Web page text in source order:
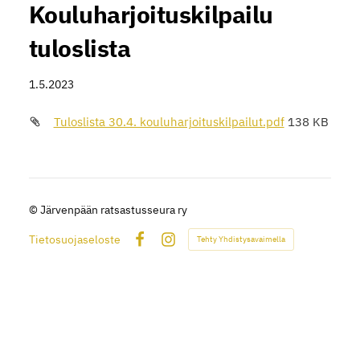
Kouluharjoituskilpailu
tuloslista
1.5.2023
Tuloslista 30.4. kouluharjoituskilpailut.pdf 138 KB
© Järvenpään ratsastusseura ry
Tietosuojaseloste
Instagram
Tehty Yhdistysavaimella